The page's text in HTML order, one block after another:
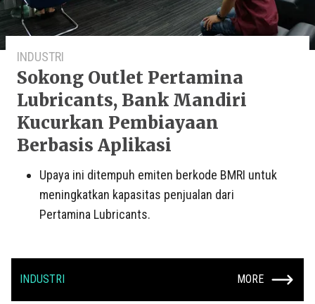
INDUSTRI
Sokong Outlet Pertamina
Lubricants, Bank Mandiri
Kucurkan Pembiayaan
Berbasis Aplikasi
Upaya ini ditempuh emiten berkode BMRI untuk
meningkatkan kapasitas penjualan dari
Pertamina Lubricants.
INDUSTRI MORE